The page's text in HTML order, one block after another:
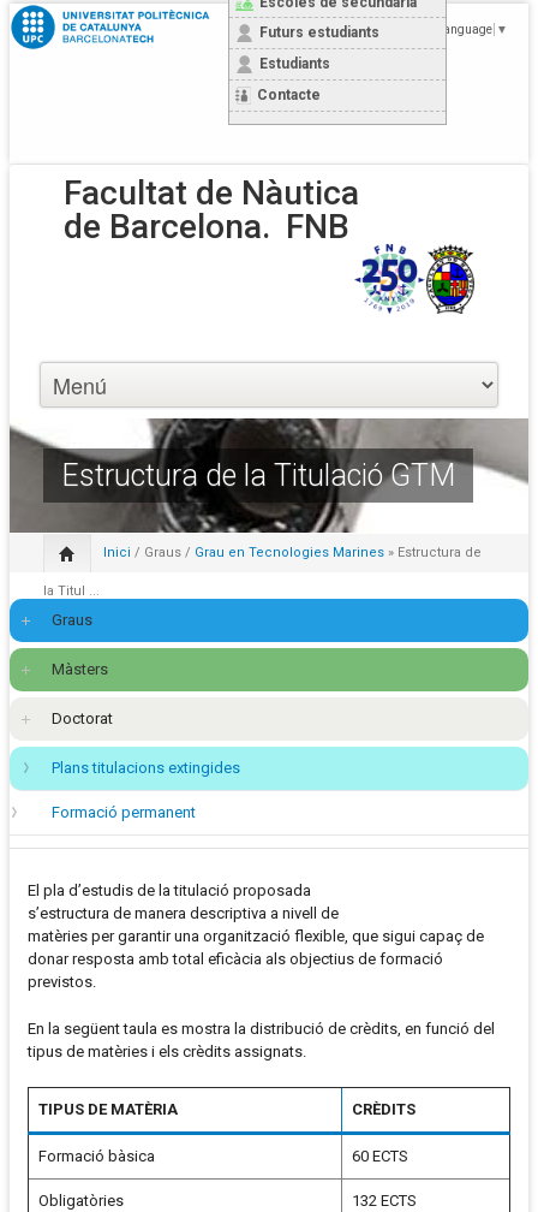
Select Language ▼
Futurs estudiants
Estudiants
Contacte
Facultat de Nàutica
de Barcelona. FNB
Estructura de la Titulació GTM
Inici / Graus / Grau en Tecnologies Marines » Estructura de
la Titul ...
Graus
Màsters
Doctorat
Plans titulacions extingides
Formació permanent
El pla d’estudis de la titulació proposada
s’estructura de manera descriptiva a nivell de
matèries per garantir una organització flexible, que sigui capaç de
donar resposta amb total eficàcia als objectius de formació
previstos.
En la següent taula es mostra la distribució de crèdits, en funció del
tipus de matèries i els crèdits assignats.
TIPUS DE MATÈRIA CRÈDITS
Formació bàsica 60 ECTS
Obligatòries 132 ECTS